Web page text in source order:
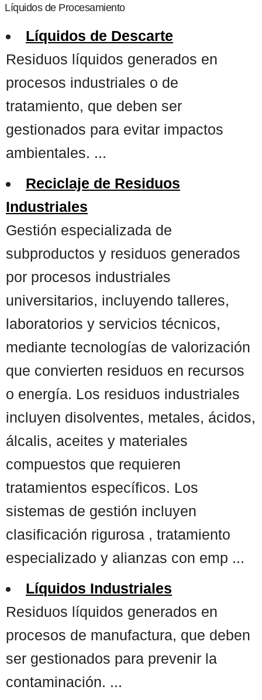
Líquidos de Procesamiento
Líquidos de Descarte
Residuos líquidos generados en
procesos industriales o de
tratamiento, que deben ser
gestionados para evitar impactos
ambientales. ...
Reciclaje de Residuos
Industriales
Gestión especializada de
subproductos y residuos generados
por procesos industriales
universitarios, incluyendo talleres,
laboratorios y servicios técnicos,
mediante tecnologías de valorización
que convierten residuos en recursos
o energía. Los residuos industriales
incluyen disolventes, metales, ácidos,
álcalis, aceites y materiales
compuestos que requieren
tratamientos específicos. Los
sistemas de gestión incluyen
clasificación rigurosa , tratamiento
especializado y alianzas con emp ...
Líquidos Industriales
Residuos líquidos generados en
procesos de manufactura, que deben
ser gestionados para prevenir la
contaminación. ...